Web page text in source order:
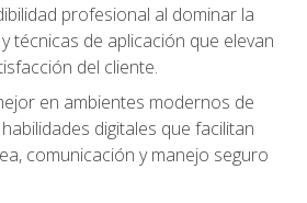
profesional al dominar la
técnicas de aplicación que elevan
del cliente.
en ambientes modernos de
digitales que facilitan
comunicación y manejo seguro